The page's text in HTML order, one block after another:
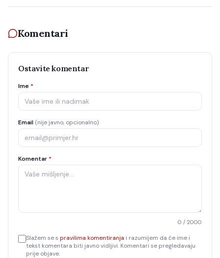
Komentari
Ostavite komentar
Ime *
Email (nije javno, opcionalno)
Komentar *
0 / 2000
Slažem se s pravilima komentiranja i razumijem da će ime i
tekst komentara biti javno vidljivi. Komentari se pregledavaju
prije objave.